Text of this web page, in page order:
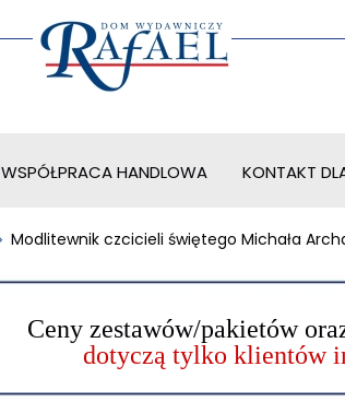
WSPÓŁPRACA HANDLOWA KONTAKT
Modlitewnik czcicieli świętego Michała
Ceny zestawów/pakietów
dotyczą tylko klientów